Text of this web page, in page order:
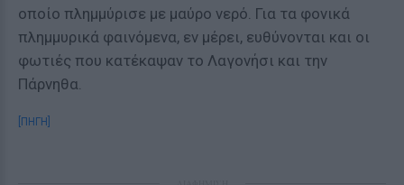
οποίο πλημμύρισε με μαύρο νερό. Για τα φονικά
πλημμυρικά φαινόμενα, εν μέρει, ευθύνονται και οι
φωτιές που κατέκαψαν το Λαγονήσι και την
Πάρνηθα.
[ΠΗΓΗ]